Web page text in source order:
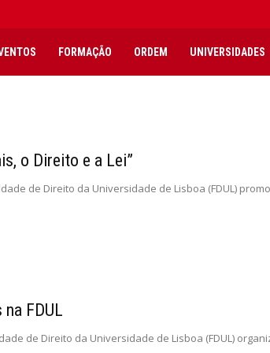
FORMAÇÃO ORDEM UNIVERSIDADES
o Direito e a Lei”
de Direito da Universidade de Lisboa (FDUL)
FDUL
de Direito da Universidade de Lisboa (FDUL)